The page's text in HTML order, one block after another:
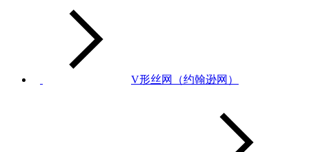
V形丝网（约翰逊网）